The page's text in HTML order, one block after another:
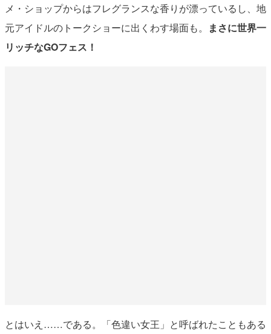
メ・ショップからはフレグランスな香りが漂っているし、地
元アイドルのトークショーに出くわす場面も。
まさに世界一
リッチなGOフェス！
とはいえ……である。「色違い女王」と呼ばれたこともある